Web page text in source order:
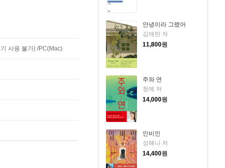
안녕이라 그랬어
김애란 저
11,800원
주와 연
청예 저
14,000원
인비인
성해나 저
14,400원
사용 불가) /PC(Mac)